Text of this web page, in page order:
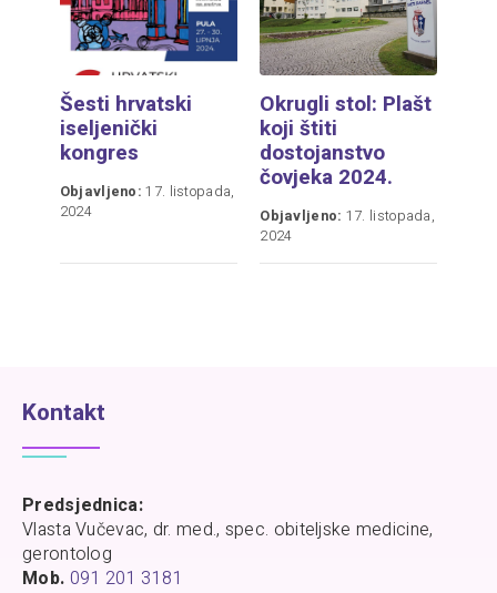
Šesti hrvatski
iseljenički
kongres
Objavljeno: 17. listopada,
2024
Okrugli stol: Plašt
koji štiti
dostojanstvo
čovjeka 2024.
Objavljeno: 17. listopada,
2024
Kontakt
Predsjednica:
Vlasta Vučevac, dr. med., spec. obiteljske medicine,
gerontolog
Mob. 091 201 3181